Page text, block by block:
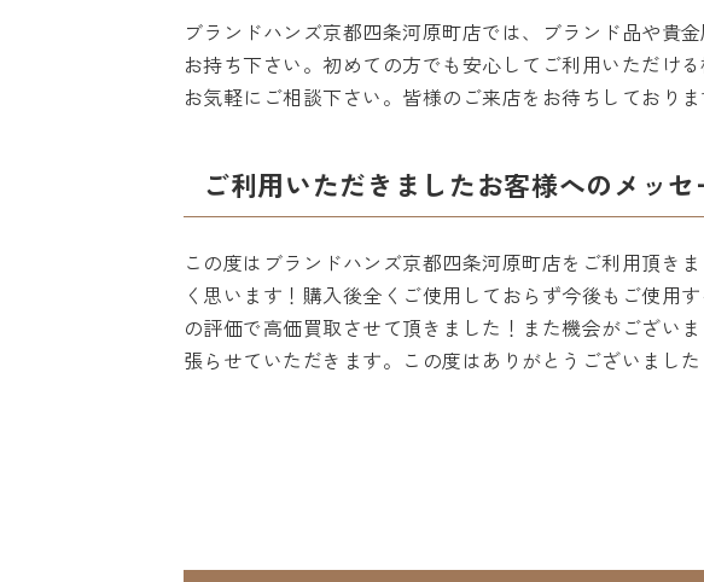
ブランドハンズ京都四条河原町店では、ブランド品や貴
お持ち下さい。初めての方でも安心してご利用いただけ
お気軽にご相談下さい。皆様のご来店をお待ちしておりま
ご利用いただきましたお客様へのメッセ
この度はブランドハンズ京都四条河原町店をご利用頂き
く思います！購入後全くご使用しておらず今後もご使用
の評価で高価買取させて頂きました！また機会がござい
張らせていただきます。この度はありがとうございました